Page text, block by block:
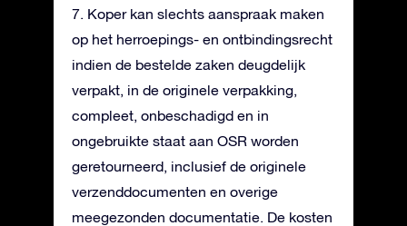
7. Koper kan slechts aanspraak maken
op het herroepings- en ontbindingsrecht
indien de bestelde zaken deugdelijk
verpakt, in de originele verpakking,
compleet, onbeschadigd en in
ongebruikte staat aan OSR worden
geretourneerd, inclusief de originele
verzenddocumenten en overige
meegezonden documentatie. De kosten